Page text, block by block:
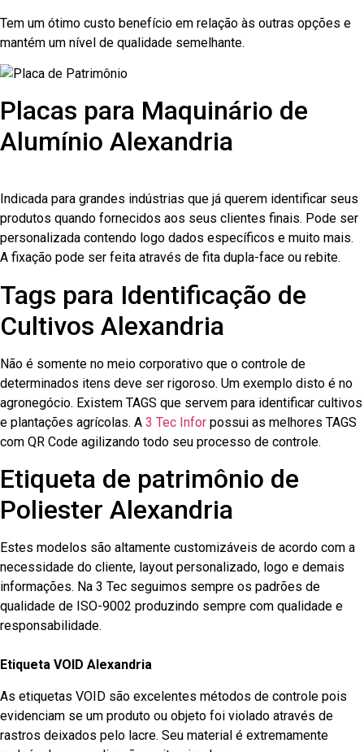
Tem um ótimo custo benefício em relação às outras opções e
mantém um nível de qualidade semelhante.
Placas para Maquinário de
Alumínio Alexandria
Indicada para grandes indústrias que já querem identificar seus
produtos quando fornecidos aos seus clientes finais. Pode ser
personalizada contendo logo dados específicos e muito mais.
A fixação pode ser feita através de fita dupla-face ou rebite.
Tags para Identificação de
Cultivos Alexandria
Não é somente no meio corporativo que o controle de
determinados itens deve ser rigoroso. Um exemplo disto é no
agronegócio. Existem TAGS que servem para identificar cultivos
e plantações agrícolas. A 3 Tec Infor possui as melhores TAGS
com QR Code agilizando todo seu processo de controle.
Etiqueta de patrimônio de
Poliester Alexandria
Estes modelos são altamente customizáveis de acordo com a
necessidade do cliente, layout personalizado, logo e demais
informações. Na 3 Tec seguimos sempre os padrões de
qualidade de ISO-9002 produzindo sempre com qualidade e
responsabilidade.
Etiqueta VOID Alexandria
As etiquetas VOID são excelentes métodos de controle pois
evidenciam se um produto ou objeto foi violado através de
rastros deixados pelo lacre. Seu material é extremamente